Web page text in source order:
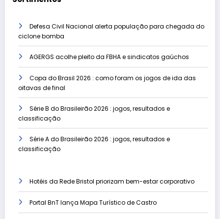
Defesa Civil Nacional alerta população para chegada do
ciclone bomba
AGERGS acolhe pleito da FBHA e sindicatos gaúchos
Copa do Brasil 2026 : como foram os jogos de ida das
oitavas de final
Série B do Brasileirão 2026 : jogos, resultados e
classificação
Série A do Brasileirão 2026 : jogos, resultados e
classificação
Hotéis da Rede Bristol priorizam bem-estar corporativo
Portal BnT lança Mapa Turístico de Castro